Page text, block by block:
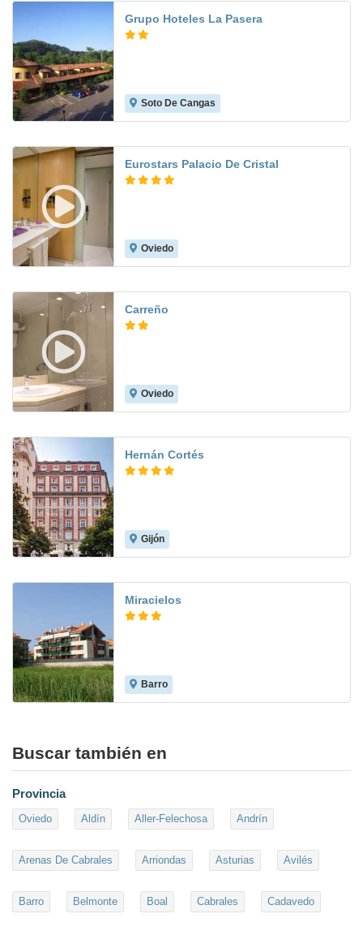
Grupo Hoteles La Pasera
Soto De Cangas
Eurostars Palacio De Cristal
Oviedo
Carreño
Oviedo
Hernán Cortés
Gijón
Miracielos
Barro
Buscar también en
Provincia
Oviedo Aldín Aller-Felechosa Andrín
Arenas De Cabrales Arriondas Asturias Avilés
Barro Belmonte Boal Cabrales Cadavedo